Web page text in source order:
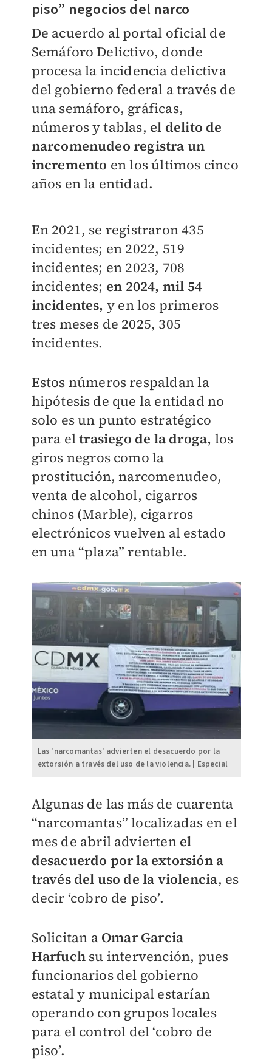
piso” negocios del narco
De acuerdo al portal oficial de
Semáforo Delictivo, donde
procesa la incidencia delictiva
del gobierno federal a través de
una semáforo, gráficas,
números y tablas, el delito de
narcomenudeo registra un
incremento en los últimos cinco
años en la entidad.
En 2021, se registraron 435
incidentes; en 2022, 519
incidentes; en 2023, 708
incidentes; en 2024, mil 54
incidentes, y en los primeros
tres meses de 2025, 305
incidentes.
Estos números respaldan la
hipótesis de que la entidad no
solo es un punto estratégico
para eltrasiego de la droga, los
giros negros como la
prostitución, narcomenudeo,
venta de alcohol, cigarros
chinos (Marble), cigarros
electrónicos vuelven al estado
en una “plaza” rentable.
Las 'narcomantas' advierten el desacuerdo por la
extorsión a través del uso de la violencia. | Especial
Algunas de las más de cuarenta
“narcomantas” localizadas en el
mes de abril advierten el
desacuerdo por la extorsión a
través del uso de la violencia, es
decir ‘cobro de piso’.
Solicitan aOmar Garcia
Harfuchsu intervención, pues
funcionarios del gobierno
estatal y municipal estarían
operando con grupos locales
para el control del ‘cobro de
piso’.